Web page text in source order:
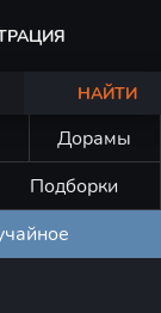
НАЙТИ
Дорамы
Подборки